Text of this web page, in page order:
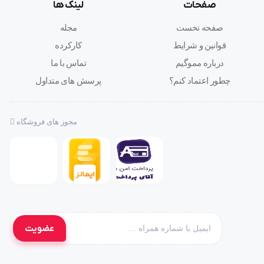
صفحات
صفحه نخست
قوانین و شرایط
درباره مموگیم
چطور اعتماد کنم؟
لینک ها
مجله
کارکرده
تماس با ما
پرسش های متداول
مجوز های فروشگاه
عضویت